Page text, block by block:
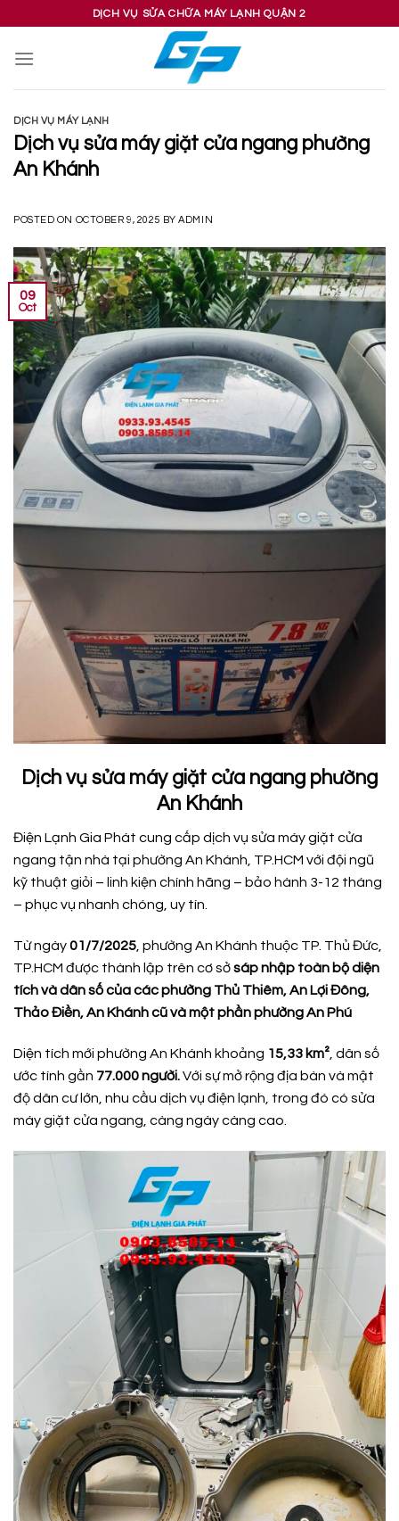
content
DỊCH VỤ SỬA CHỮA MÁY LẠNH QUẬN 2
DỊCH VỤ MÁY LẠNH
Dịch vụ sửa máy giặt cửa ngang phường
An Khánh
POSTED ON OCTOBER 9, 2025 BYADMIN
09
Oct
Dịch vụ sửa máy giặt cửa ngang phường
An Khánh
Điện Lạnh Gia Phát cung cấp dịch vụ sửa máy giặt cửa
ngang tận nhà tại phường An Khánh, TP.HCM với đội ngũ
kỹ thuật giỏi – linh kiện chính hãng – bảo hành 3-12 tháng
– phục vụ nhanh chóng, uy tín.
Từ ngày01/7/2025 , phường An Khánh thuộc TP. Thủ Đức,
TP.HCM được thành lập trên cơ sởsáp nhập toàn bộ diện
tích và dân số của các phường Thủ Thiêm, An Lợi Đông,
Thảo Điền, An Khánh cũ và một phần phường An Phú
Diện tích mới phường An Khánh khoảng 15,33 km² , dân số
ước tính gần 77.000 người.Với sự mở rộng địa bàn và mật
độ dân cư lớn, nhu cầu dịch vụ điện lạnh, trong đó có sửa
máy giặt cửa ngang, càng ngày càng cao.